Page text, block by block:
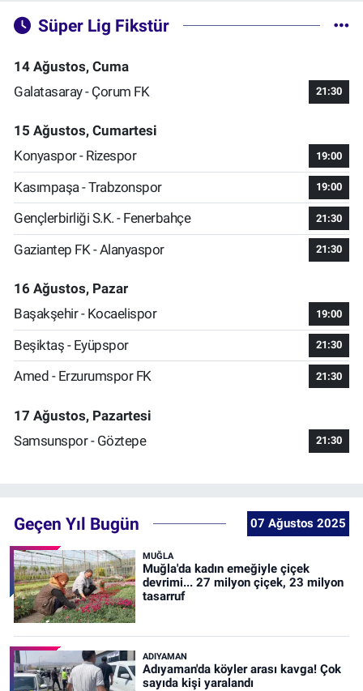
Süper Lig Fikstür
14 Ağustos, Cuma
Galatasaray - Çorum FK
21:30
15 Ağustos, Cumartesi
Konyaspor - Rizespor
19:00
Kasımpaşa - Trabzonspor 19:00
Gençlerbirliği S.K. - Fenerbahçe 21:30
Gaziantep FK - Alanyaspor 21:30
16 Ağustos, Pazar
Başakşehir - Kocaelispor
19:00
Beşiktaş - Eyüpspor 21:30
Amed - Erzurumspor FK 21:30
17 Ağustos, Pazartesi
Samsunspor - Göztepe
21:30
Geçen Yıl Bugün 07 Ağustos 2025
MUĞLA
Muğla'da kadın emeğiyle çiçek
devrimi... 27 milyon çiçek, 23 milyon
tasarruf
ADIYAMAN
Adıyaman'da köyler arası kavga! Çok
sayıda kişi yaralandı